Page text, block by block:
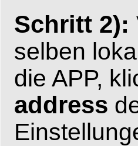
Schritt 2):
selben
die APP,
address